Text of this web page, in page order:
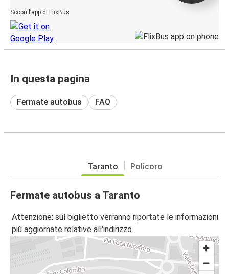
Scopri l’app di FlixBus
In questa pagina
Fermate autobus FAQ
Taranto Policoro
Fermate autobus a Taranto
Attenzione: sul biglietto verranno riportate le informazioni
più aggiornate relative all'indirizzo.